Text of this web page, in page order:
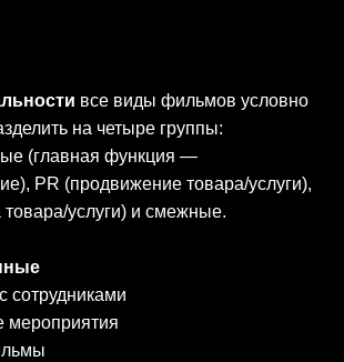
все виды фильмов условно
на четыре группы:
(главная функция —
PR (продвижение товара/услуги),
услуги) и смежные.
сотрудниками
мероприятия